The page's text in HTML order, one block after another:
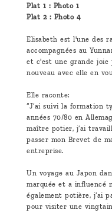
Plat 1 : Photo 1
Plat 2 : Photo 4
Elisabeth est l'une des
accompagnées au
et c'est une grande joie
nouveau avec elle en
Elle raconte:
“J’ai suivi la formation
années 70/80 en
maître potier, j’ai
passer mon Brevet de
entreprise.
Un voyage au Japon
marquée et a influencé
également potière, j’ai
pour visiter une